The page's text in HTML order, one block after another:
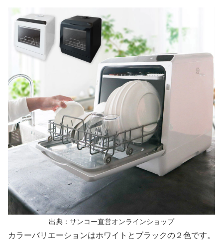
出典：サンコー直営オンラインショップ
カラーバリエーションはホワイトとブラックの２色です。